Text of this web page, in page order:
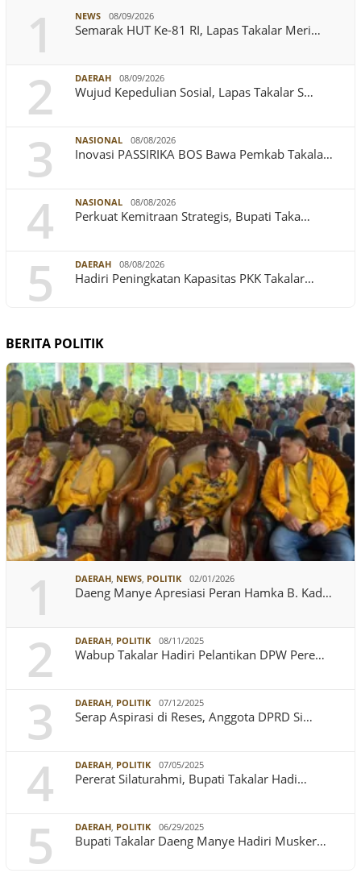
1 NEWS 08/09/2026
Semarak HUT Ke-81 RI, Lapas Takalar Meri…
2 DAERAH 08/09/2026
Wujud Kepedulian Sosial, Lapas Takalar S…
3 NASIONAL 08/08/2026
Inovasi PASSIRIKA BOS Bawa Pemkab Takala…
4 NASIONAL 08/08/2026
Perkuat Kemitraan Strategis, Bupati Taka…
5 DAERAH 08/08/2026
Hadiri Peningkatan Kapasitas PKK Takalar…
BERITA POLITIK
1 DAERAH, NEWS, POLITIK 02/01/2026
Daeng Manye Apresiasi Peran Hamka B. Kad…
2 DAERAH, POLITIK 08/11/2025
Wabup Takalar Hadiri Pelantikan DPW Pere…
3 DAERAH, POLITIK 07/12/2025
Serap Aspirasi di Reses, Anggota DPRD Si…
4 DAERAH, POLITIK 07/05/2025
Pererat Silaturahmi, Bupati Takalar Hadi…
5 DAERAH, POLITIK 06/29/2025
Bupati Takalar Daeng Manye Hadiri Musker…